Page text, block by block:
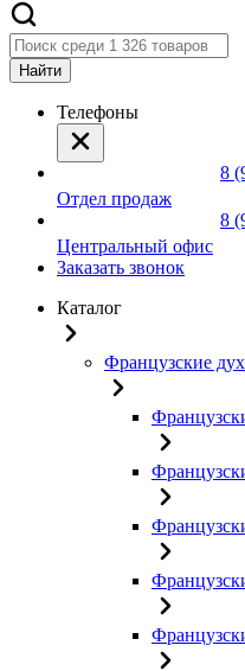
Найти
Телефоны
8
Отдел продаж
8
Центральный офис
Заказать звонок
Каталог
Французские